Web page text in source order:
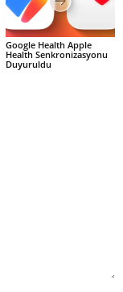
Google Health Apple
Health Senkronizasyonu
Duyuruldu